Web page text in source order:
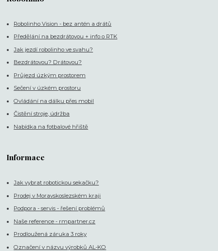
Robolinho Vision - bez antén a drátů
Předělání na bezdrátovou + info o RTK
Jak jezdí robolinho ve svahu?
Bezdrátovou? Drátovou?
Průjezd úzkým prostorem
Sečení v úzkém prostoru
Ovládání na dálku přes mobil
Čistění stroje, údržba
Nabídka na fotbalové hřiště
Informace
Jak vybrat robotickou sekačku?
Prodej v Moravskoslezském kraji
Podpora - servis - řešení problémů
Naše reference - rmpartner.cz
Prodloužená záruka 3 roky
Označení v názvu výrobků AL-KO